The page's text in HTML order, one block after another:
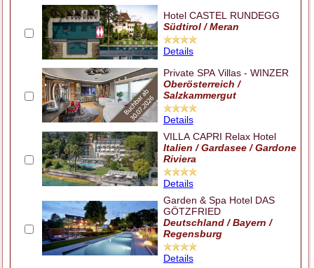
Hotel CASTEL RUNDEGG
Südtirol / Meran
Details
Private SPA Villas - WINZER
Oberösterreich /
Salzkammergut
Details
VILLA CAPRI Relax Hotel
Italien / Gardasee / Gardone
Riviera
Details
Garden & Spa Hotel DAS
GÖTZFRIED
Deutschland / Bayern /
Regensburg
Details